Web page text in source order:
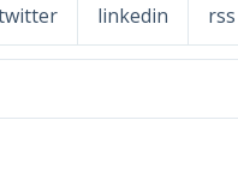
linkedin rss